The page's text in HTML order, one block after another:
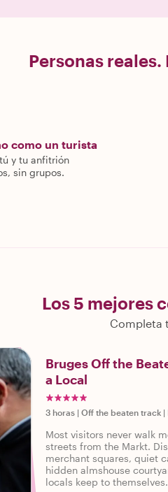
Personas
como un turista
y tu anfitrión
sin grupos.
Los 5 mejores
Completa
Bruges Off the
a Local
3 horas | Off the beaten track |
Most visitors never walk
streets from the Markt.
merchant squares, quiet
hidden almshouse
locals keep to themselves.